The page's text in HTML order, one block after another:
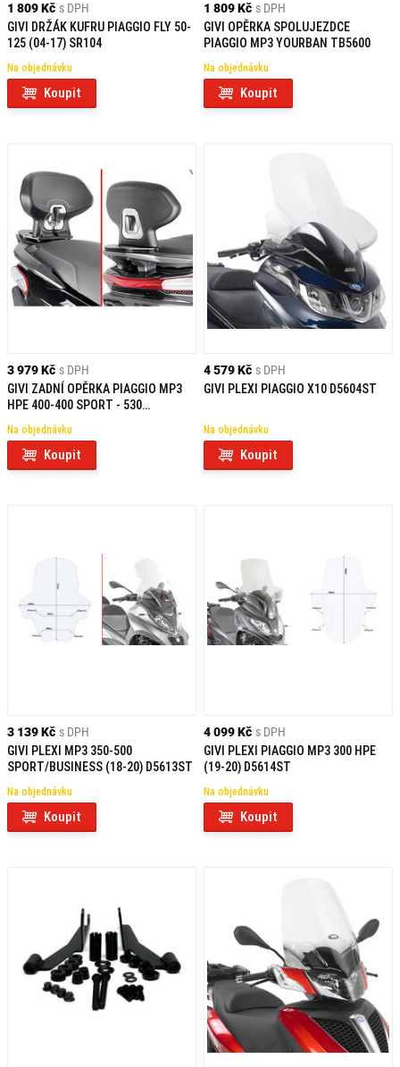
1 809 Kč s DPH
GIVI DRŽÁK KUFRU PIAGGIO FLY 50-
125 (04-17) SR104
Na objednávku
Koupit
1 809 Kč s DPH
GIVI OPĚRKA SPOLUJEZDCE
PIAGGIO MP3 YOURBAN TB5600
Na objednávku
Koupit
3 979 Kč s DPH
GIVI ZADNÍ OPĚRKA PIAGGIO MP3
HPE 400-400 SPORT - 530
Na objednávku
Koupit
4 579 Kč s DPH
GIVI PLEXI PIAGGIO X10 D5604ST
Na objednávku
Koupit
3 139 Kč s DPH
GIVI PLEXI MP3 350-500
SPORT/BUSINESS (18-20) D5613ST
Na objednávku
Koupit
4 099 Kč s DPH
GIVI PLEXI PIAGGIO MP3 300 HPE
(19-20) D5614ST
Na objednávku
Koupit